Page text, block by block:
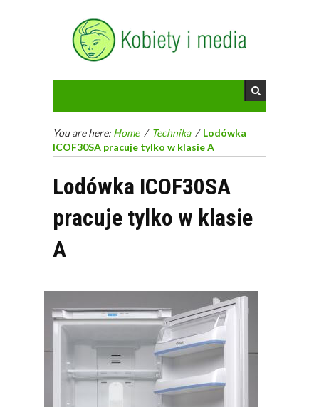
You are here: Home / Technika / Lodówka
ICOF30SA pracuje tylko w klasie A
Lodówka ICOF30SA
pracuje tylko w klasie
A